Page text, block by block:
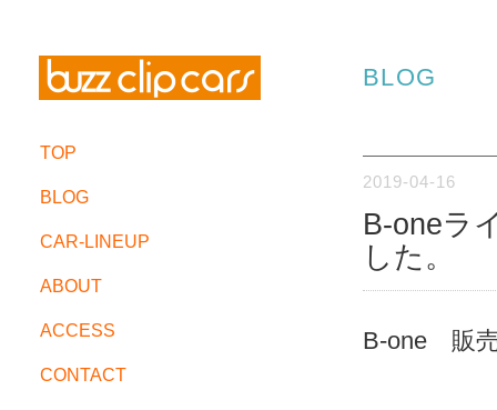
TOP
BLOG
CAR-LINEUP
ABOUT
ACCESS
CONTACT
BLOG
2019-04-16
B-oneラ
した。
B-one 販